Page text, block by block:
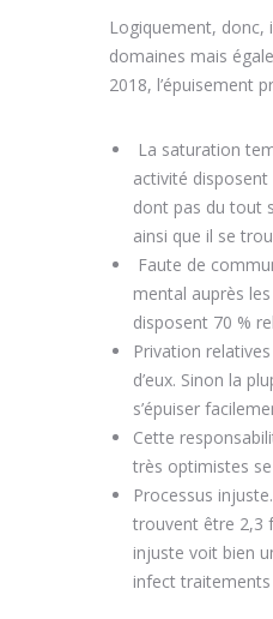
Logiquement, donc,
domaines mais
2018, l’épuisement
La saturation
activité
dont pas du tout
ainsi que il se
Faute de
mental auprès
disposent 70 %
Privation
d’eux. Sinon la
s’épuiser
Cette
très optimistes
Processus
trouvent être 2,3
injuste voit bien
infect